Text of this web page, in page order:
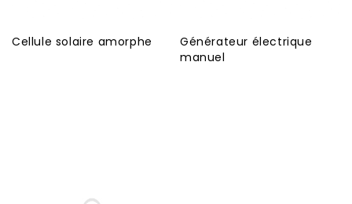
Cellule solaire amorphe
Générateur électrique
manuel